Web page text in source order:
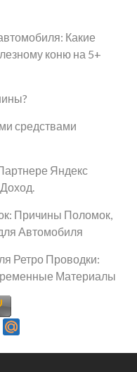
Какие
коню на 5+
средствами
Яндекс
Причины Поломок,
Автомобиля
Ретро Проводки:
Материалы